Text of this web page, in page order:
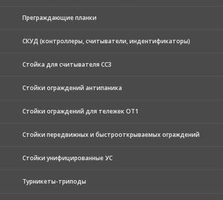
Преграждающие планки
СКУД (контроллеры, считыватели, индентификаторы)
Стойка для считывателя СС3
Стойки ограждений антипаника
Стойки ограждений для тележек ОТ1
Стойки передвижных и быстрооткрываемых ограждений
Стойки унифицированные УС
Турникеты-триподы